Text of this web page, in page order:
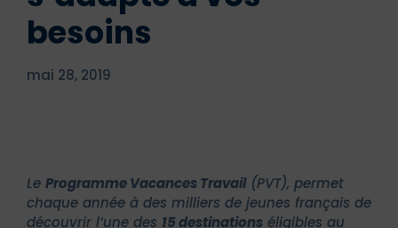
besoins
mai 28, 2019
Le Programme Vacances Travail(PVT), permet
chaque année à des milliers de jeunes français de
découvrir l’une des 15 destinations éligibles au